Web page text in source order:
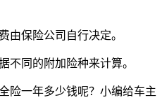
由保险公司自行决定。
不同的附加险种来计算。
险一年多少钱呢？小编给车主